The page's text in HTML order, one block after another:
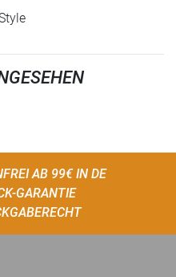
AB 99€ IN DE
GARANTIE